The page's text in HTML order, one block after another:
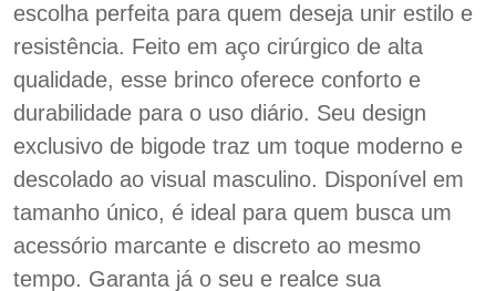
escolha perfeita para quem deseja unir estilo e
resistência. Feito em aço cirúrgico de alta
qualidade, esse brinco oferece conforto e
durabilidade para o uso diário. Seu design
exclusivo de bigode traz um toque moderno e
descolado ao visual masculino. Disponível em
tamanho único, é ideal para quem busca um
acessório marcante e discreto ao mesmo
tempo. Garanta já o seu e realce sua